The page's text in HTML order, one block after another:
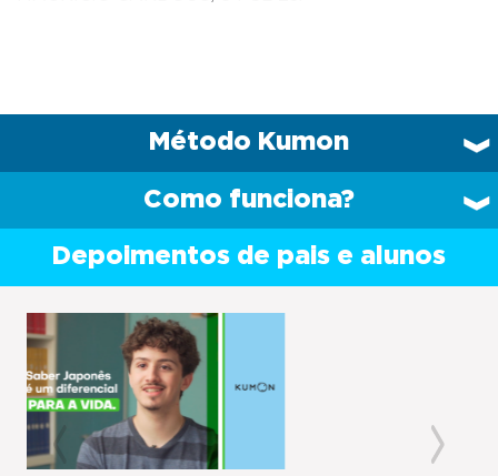
Método Kumon
Como funciona?
Depoimentos de pais e alunos
Previous